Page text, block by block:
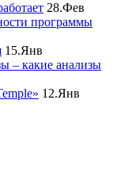
28.Фев
программы
15.Янв
– какие анализы
12.Янв